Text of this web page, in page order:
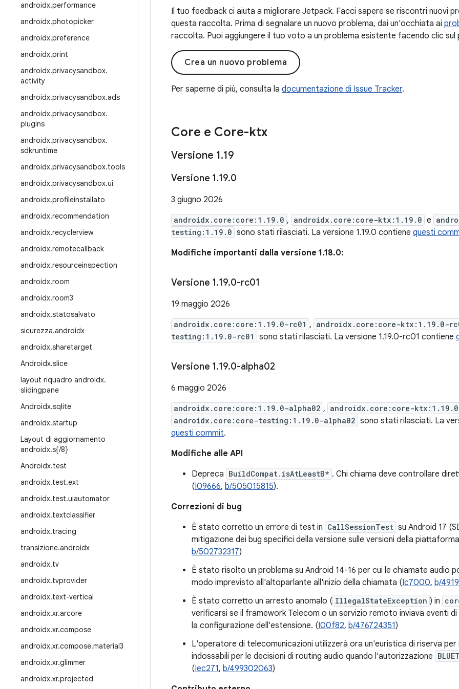
androidx.performance
androidx.photopicker
androidx.preference
androidx.print
androidx.privacysandbox.
activity
androidx.privacysandbox.ads
androidx.privacysandbox.
plugins
androidx.privacysandbox.
sdkruntime
androidx.privacysandbox.tools
androidx.privacysandbox.ui
androidx.profileinstallato
androidx.recommendation
androidx.recyclerview
androidx.remotecallback
androidx.resourceinspection
androidx.room
androidx.room3
androidx.statosalvato
sicurezza.androidx
androidx.sharetarget
Androidx.slice
layout riquadro androidx.
slidingpane
Androidx.sqlite
androidx.startup
Layout di aggiornamento
androidx.s{/8}
Androidx.test
androidx.test.ext
androidx.test.uiautomator
androidx.textclassifier
androidx.tracing
transizione.androidx
androidx.tv
androidx.tvprovider
androidx.text-vertical
androidx.xr.arcore
androidx.xr.compose
androidx.xr.compose.material3
androidx.xr.glimmer
androidx.xr.projected
Il tuo feedback ci aiuta a migliorare Jetpack. Facci sapere se riscontri nuovi
questa raccolta. Prima di segnalare un nuovo problema, dai un'occhiata ai
raccolta. Puoi aggiungere il tuo voto a un problema esistente facendo clic sul
Crea un nuovo problema
Per saperne di più, consulta la documentazione di Issue Tracker.
Core e Core-ktx
Versione 1.19
Versione 1.19.0
3 giugno 2026
androidx.core:core:1.19.0 , androidx.core:core-ktx:1.19.0 e
testing:1.19.0 sono stati rilasciati. La versione 1.19.0 contiene questi
Modifiche importanti dalla versione 1.18.0:
Versione 1.19.0-rc01
19 maggio 2026
androidx.core:core:1.19.0-rc01 , androidx.core:core-ktx:1.19.0-
testing:1.19.0-rc01
sono stati rilasciati. La versione 1.19.0-rc01 contiene
Versione 1.19.0-alpha02
6 maggio 2026
androidx.core:core:1.19.0-alpha02 , androidx.core:core-
androidx.core:core-testing:1.19.0-alpha02 sono stati rilasciati. La
questi commit.
Modifiche alle API
Depreca BuildCompat.isAtLeastB* . Chi chiama deve controllare
(I09666, b/505015815).
Correzioni di bug
È stato corretto un errore di test in CallSessionTest su Android 17
mitigazione dei bug specifici della versione sulle versioni della
b/502732317)
È stato risolto un problema su Android 14-16 per cui le chiamate audio
modo imprevisto all'altoparlante all'inizio della chiamata (Ic7000, b/
È stato corretto un arresto anomalo ( IllegalStateException ) in
verificarsi se il framework Telecom o un servizio remoto inviava eventi
la configurazione dell'estensione. (I00f82, b/476724351)
L'operatore di telecomunicazioni utilizzerà ora un'euristica di riserva
indossabili per le decisioni di routing audio quando l'autorizzazione
(Iec271, b/499302063)